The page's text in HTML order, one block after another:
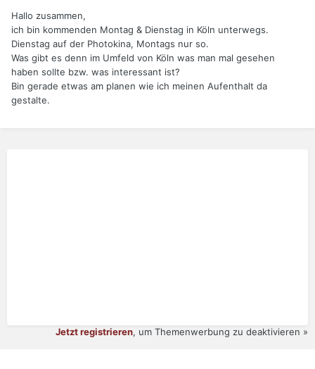
Hallo zusammen,
ich bin kommenden Montag & Dienstag in Köln unterwegs.
Dienstag auf der Photokina, Montags nur so.
Was gibt es denn im Umfeld von Köln was man mal gesehen
haben sollte bzw. was interessant ist?
Bin gerade etwas am planen wie ich meinen Aufenthalt da
gestalte.
Jetzt registrieren, um Themenwerbung zu deaktivieren »